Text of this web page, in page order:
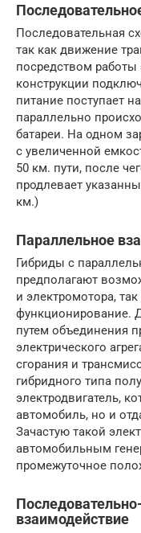
Последовательная
так как движение
посредством
конструкции
питание поступает
параллельно
батареи. На одном
с увеличенной
50 км. пути, после
продлевает
км.)
Параллельное
Гибриды с
предполагают
и электромотора,
функционирование.
путем объединения
электрического
сгорания и
гибридного типа
электродвигатель,
автомобиль, но и
Зачастую такой
автомобильным
промежуточное
взаимодействие